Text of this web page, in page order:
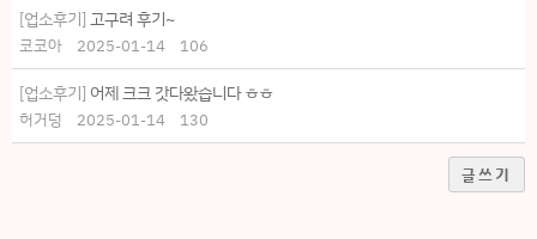
[업소후기] 고구려 후기~
코코아 2025-01-14 106
[업소후기] 어제 크크 갓다왔습니다 ㅎㅎ
허거덩 2025-01-14 130
글쓰기